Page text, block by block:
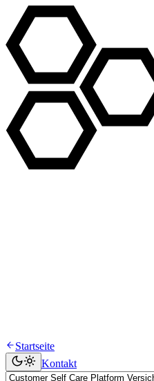
Startseite
Kontakt